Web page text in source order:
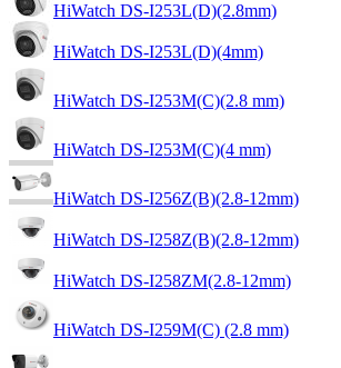
HiWatch DS-I253L(D)(2.8mm)
HiWatch DS-I253L(D)(4mm)
HiWatch DS-I253M(C)(2.8 mm)
HiWatch DS-I253M(C)(4 mm)
HiWatch DS-I256Z(B)(2.8-12mm)
HiWatch DS-I258Z(B)(2.8-12mm)
HiWatch DS-I258ZM(2.8-12mm)
HiWatch DS-I259M(C) (2.8 mm)